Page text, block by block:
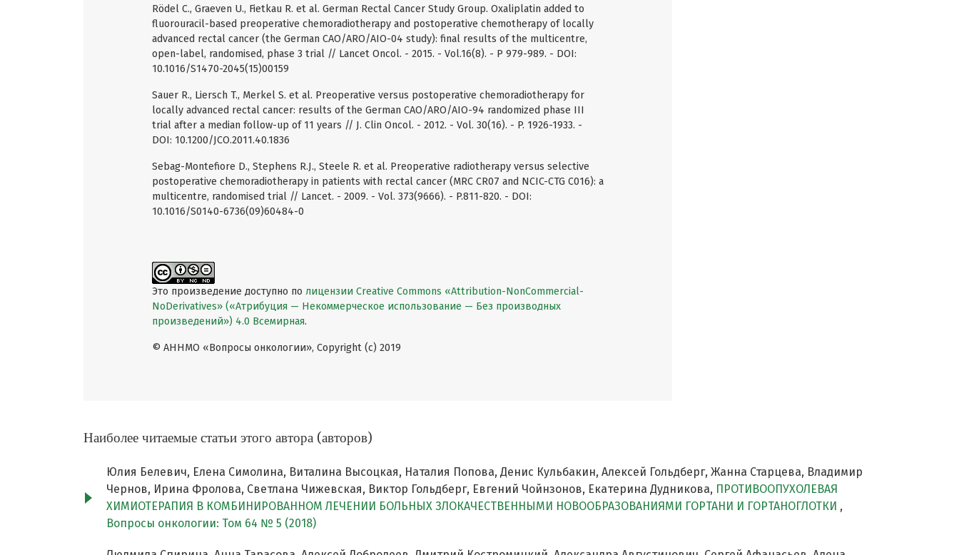
Rödel C., Graeven U., Fietkau R. et al. German Rectal Cancer Study Group. Oxaliplatin added to
fluorouracil-based preoperative chemoradiotherapy and postoperative chemotherapy of locally
advanced rectal cancer (the German CAO/ARO/AIO-04 study): final results of the multicentre,
open-label, randomised, phase 3 trial // Lancet Oncol. - 2015. - Vol.16(8). - P 979-989. - DOI:
10.1016/S1470-2045(15)00159
Sauer R., Liersch T., Merkel S. et al. Preoperative versus postoperative chemoradiotherapy for
locally advanced rectal cancer: results of the German CAO/ARO/AIO-94 randomized phase III
trial after a median follow-up of 11 years // J. Clin Oncol. - 2012. - Vol. 30(16). - P. 1926-1933. -
DOI: 10.1200/JCO.2011.40.1836
Sebag-Montefiore D., Stephens R.J., Steele R. et al. Preoperative radiotherapy versus selective
postoperative chemoradiotherapy in patients with rectal cancer (MRC CR07 and NCIC-CTG C016): a
multicentre, randomised trial // Lancet. - 2009. - Vol. 373(9666). - P.811-820. - DOI:
10.1016/S0140-6736(09)60484-0
Это произведение доступно по лицензии Creative Commons «Attribution-NonCommercial-
NoDerivatives» («Атрибуция — Некоммерческое использование — Без производных
произведений») 4.0 Всемирная.
© АННМО «Вопросы онкологии», Copyright (c) 2019
Наиболее читаемые статьи этого автора (авторов)
Юлия Белевич, Елена Симолина, Виталина Высоцкая, Наталия Попова, Денис Кульбакин, Алексей Гольдберг, Жанна Старцева, Владимир
Чернов, Ирина Фролова, Светлана Чижевская, Виктор Гольдберг, Евгений Чойнзонов, Екатерина Дудникова, ПРОТИВООПУХОЛЕВАЯ
ХИМИОТЕРАПИЯ В КОМБИНИРОВАННОМ ЛЕЧЕНИИ БОЛЬНЫХ ЗЛОКАЧЕСТВЕННЫМИ НОВООБРАЗОВАНИЯМИ ГОРТАНИ И ГОРТАНОГЛОТКИ ,
Вопросы онкологии: Том 64 № 5 (2018)